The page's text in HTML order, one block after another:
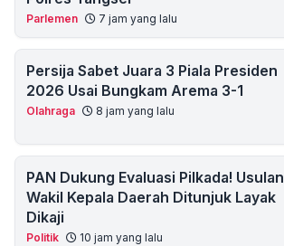
Parlemen 7 jam yang lalu
Persija Sabet Juara 3 Piala Presiden
2026 Usai Bungkam Arema 3-1
Olahraga 8 jam yang lalu
PAN Dukung Evaluasi Pilkada! Usulan
Wakil Kepala Daerah Ditunjuk Layak
Dikaji
Politik 10 jam yang lalu